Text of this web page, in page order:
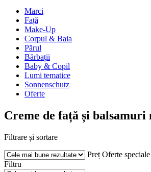
Marci
Față
Make-Up
Corpul & Baia
Părul
Bărbații
Baby & Copil
Lumi tematice
Sonnenschutz
Oferte
Creme de față și
Filtrare și sortare
Preț Oferte speciale
Filtru